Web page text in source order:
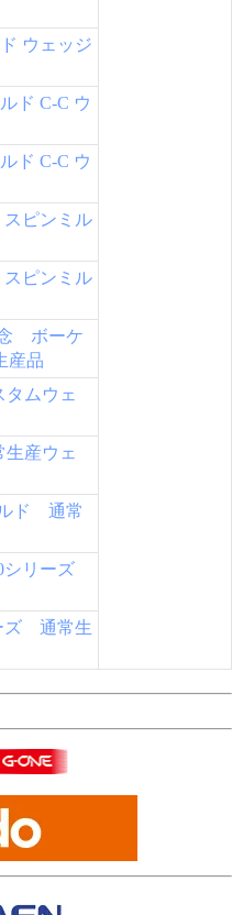
ウェッジ
ド C-C ウ
ド C-C ウ
スピンミル
スピンミル
念 ボーケ
産品
ムウェ
産ウェ
ド 通常
シリーズ
ズ 通常生